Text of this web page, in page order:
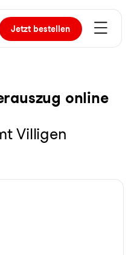
Jetztbestellen
online
Villigen